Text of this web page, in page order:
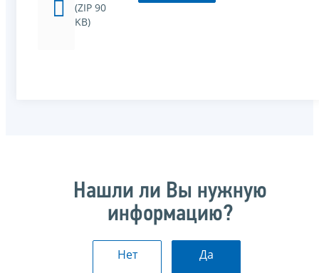
(ZIP 90
KB)
Нашли ли Вы нужную
информацию?
Нет Да